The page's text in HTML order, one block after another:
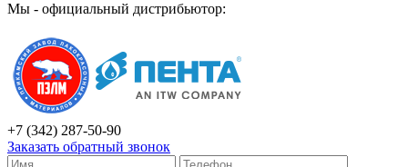
Мы - официальный дистрибьютор:
+7 (342) 287-50-90
Заказать обратный звонок